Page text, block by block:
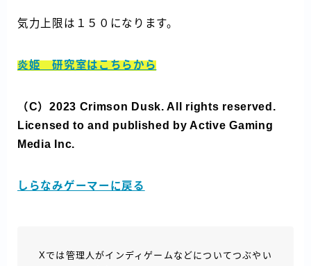
気力上限は１５０になります。
炎姫 研究室はこちらから
（C）2023 Crimson Dusk. All rights reserved.
Licensed to and published by Active Gaming
Media Inc.
しらなみゲーマーに戻る
Xでは管理人がインディゲームなどについてつぶやい